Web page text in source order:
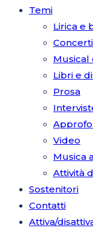
Temi
Lirica e
Concerti
Musical
Libri e
Prosa
Video
Musica
Attività
Sostenitori
Contatti
Attiva/